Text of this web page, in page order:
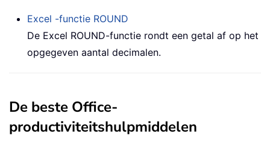
Excel -functie ROUND
De Excel ROUND-functie rondt een getal af op het
opgegeven aantal decimalen.
De beste Office-
productiviteitshulpmiddelen